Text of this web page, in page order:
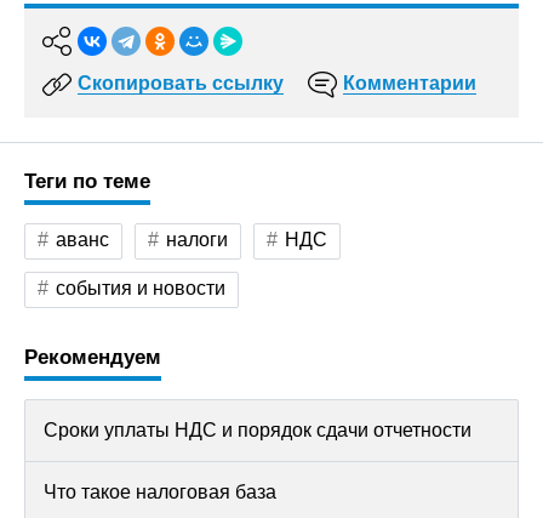
Скопировать ссылку Комментарии
Теги по теме
аванс налоги НДС
события и новости
Рекомендуем
Сроки уплаты НДС и порядок сдачи отчетности
Что такое налоговая база